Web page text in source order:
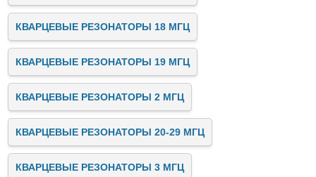
КВАРЦЕВЫЕ РЕЗОНАТОРЫ 18 МГЦ
КВАРЦЕВЫЕ РЕЗОНАТОРЫ 19 МГЦ
КВАРЦЕВЫЕ РЕЗОНАТОРЫ 2 МГЦ
КВАРЦЕВЫЕ РЕЗОНАТОРЫ 20-29 МГЦ
КВАРЦЕВЫЕ РЕЗОНАТОРЫ 3 МГЦ